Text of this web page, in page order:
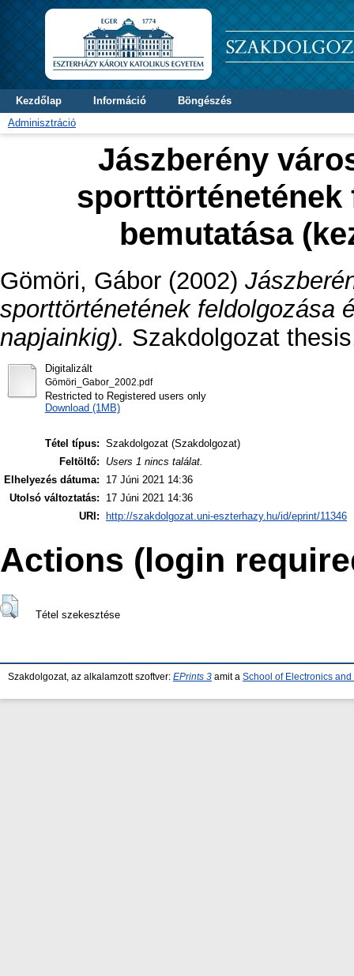
Kezdőlap Információ
Böngészés
Adminisztráció
Jászberény
sporttörténetének
bemutatása
Gömöri, Gábor (2002)
sporttörténetének feldolgozása
napjainkig). Szakdolgozat
Digitalizált
Gömöri_Gabor_2002.pdf
Restricted to Registered users only
Download (1MB)
Tétel típus: Szakdolgozat (Szakdolgozat)
Feltöltő:
Users 1 nincs találat.
Elhelyezés dátuma:
17 Júni 2021 14:36
Utolsó változtatás:
17 Júni 2021 14:36
URI:
http://szakdolgozat.uni-eszterhazy.hu/id/eprint/11346
Actions (login
Tétel szekesztése
Szakdolgozat, az alkalamzott szoftver: EPrints 3 amit a School of Electronics